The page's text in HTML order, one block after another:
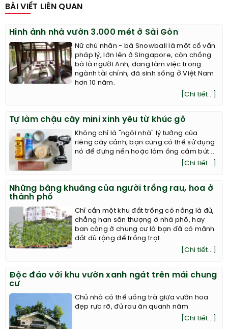
BÀI VIẾT LIÊN QUAN
Hình ảnh nhà vườn 3.000 mét ở Sài Gòn
Nữ chủ nhân - bà Snowball là một cố vấn
pháp lý, lớn lên ở Singapore, còn chồng
bà là người Anh, đang làm việc trong
ngành tài chính, đã sinh sống ở Việt Nam
hơn 10 năm.
[Chi tiết...]
Tự làm chậu cây mini xinh yêu từ khúc gỗ
Không chỉ là "ngôi nhà" lý tưởng của
riêng cây cảnh, bạn cũng có thể sử dụng
nó để đựng nến hoặc làm ống cắm bút...
[Chi tiết...]
Những bâng khuâng của người trồng rau, hoa ở
thành phố
Chỉ cần một khu đất trống có nắng là đủ,
chẳng hạn sân thượng ở nhà phố, hay
ban công ở chung cư là bạn đã có mãnh
đất đủ rộng để trồng trọt.
[Chi tiết...]
Độc đáo với khu vườn xanh ngát trên mái chung
cư
Chủ nhà có thể uống trà giữa vườn hoa
đẹp rực rỡ, đủ rau ăn quanh năm
[Chi tiết...]